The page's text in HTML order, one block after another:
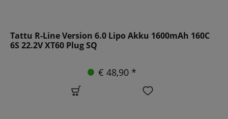
Tattu R-Line Version 6.0 Lipo Akku 1600mAh 160C
6S 22.2V XT60 Plug SQ
€ 48,90 *